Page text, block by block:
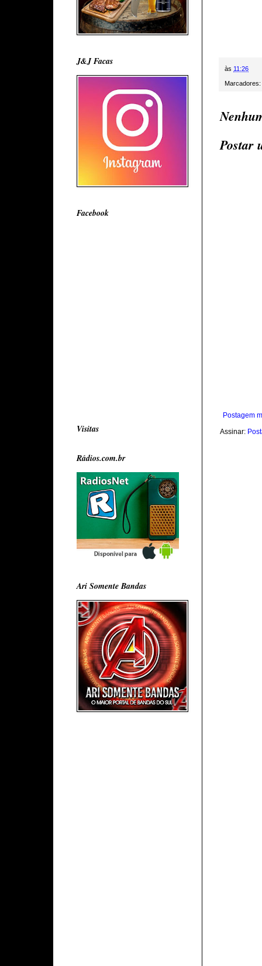
às 11:26
Marcadores:
Postar
Postagem
Assinar:
J&J Facas
Facebook
Visitas
Rádios.com.br
Ari Somente Bandas